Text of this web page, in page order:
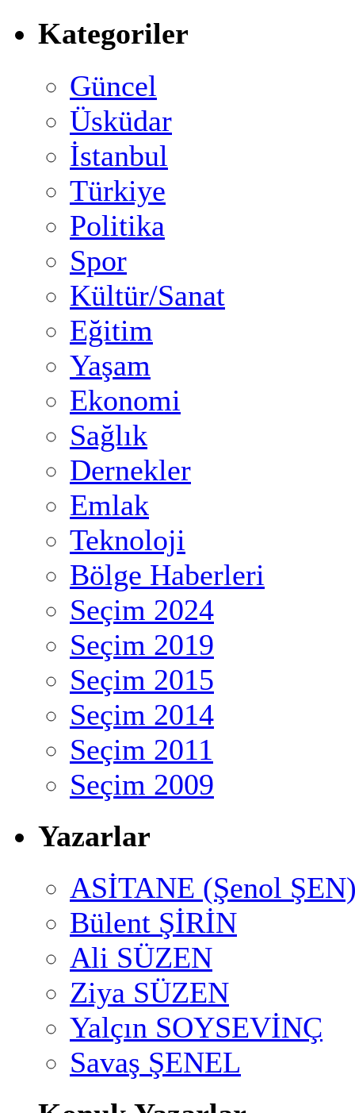
Kategoriler
Güncel
Üsküdar
İstanbul
Türkiye
Politika
Spor
Kültür/Sanat
Eğitim
Yaşam
Ekonomi
Sağlık
Dernekler
Emlak
Teknoloji
Bölge Haberleri
Seçim 2024
Seçim 2019
Seçim 2015
Seçim 2014
Seçim 2011
Seçim 2009
Yazarlar
ASİTANE (Şenol
Bülent ŞİRİN
Ali SÜZEN
Ziya SÜZEN
Yalçın SOYSEVİNÇ
Savaş ŞENEL